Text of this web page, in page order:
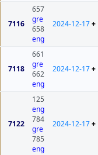
7116
657
gre
658
eng
2024-12-17+
7118
661
gre
662
eng
2024-12-17+
7122
125
eng
784
gre
785
eng
2024-12-17+